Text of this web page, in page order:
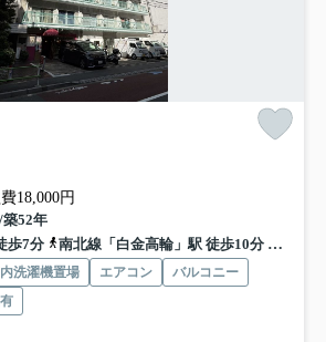
18,000円
52年
歩7分
南北線「白金高輪」駅 徒歩10分 都営大
洗濯機置場 エアコン
バルコニー